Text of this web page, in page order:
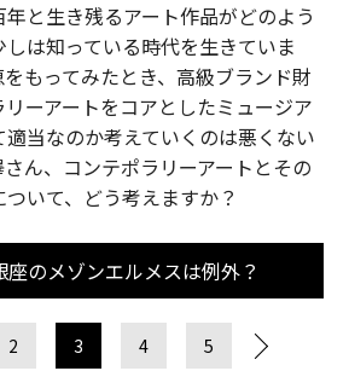
と生き残るアート作品がどのよう
は知っている時代を生きていま
もってみたとき、高級ブランド財
ーアートをコアとしたミュージア
当なのか考えていくのは悪くない
ん、コンテポラリーアートとその
いて、どう考えますか？
座のメゾンエルメスは例外？
2 3 4 5